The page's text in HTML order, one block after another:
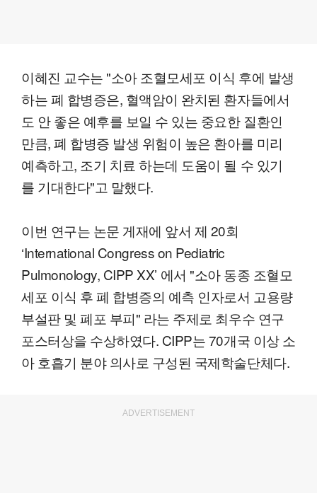
이혜진 교수는 "소아 조혈모세포 이식 후에 발생
하는 폐 합병증은, 혈액암이 완치된 환자들에서
도 안 좋은 예후를 보일 수 있는 중요한 질환인
만큼, 폐 합병증 발생 위험이 높은 환아를 미리
예측하고, 조기 치료 하는데 도움이 될 수 있기
를 기대한다"고 말했다.
이번 연구는 논문 게재에 앞서 제 20회
‘International Congress on Pediatric
Pulmonology, CIPP XX’ 에서 "소아 동종 조혈모
세포 이식 후 폐 합병증의 예측 인자로서 고용량
부설판 및 폐포 부피" 라는 주제로 최우수 연구
포스터상을 수상하였다. CIPP는 70개국 이상 소
아 호흡기 분야 의사로 구성된 국제학술단체다.
ADVERTISEMENT